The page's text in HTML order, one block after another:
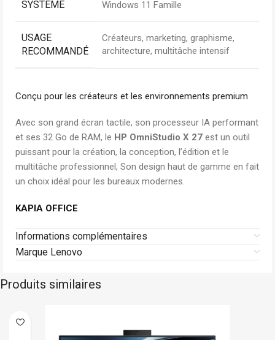
SYSTÈME Windows 11 Famille
USAGE
RECOMMANDÉ
Créateurs, marketing, graphisme,
architecture, multitâche intensif
Conçu pour les créateurs et les environnements premium
Avec son grand écran tactile, son processeur IA performant
et ses 32 Go de RAM, le HP OmniStudio X 27 est un outil
puissant pour la création, la conception, l’édition et le
multitâche professionnel, Son design haut de gamme en fait
un choix idéal pour les bureaux modernes.
KAPIA OFFICE
Informations complémentaires
Marque Lenovo
Produits similaires
Asus